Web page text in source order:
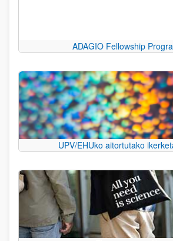
ADAGIO Fellowship
UPV/EHUko aitortutako